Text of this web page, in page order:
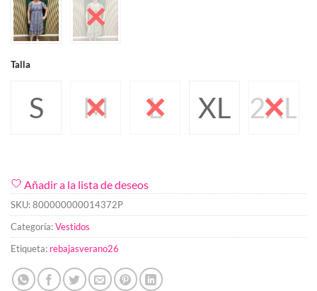
Talla
S M L XL 2XL
Añadir a la lista de deseos
SKU:800000000014372P
Categoría:Vestidos
Etiqueta: rebajasverano26